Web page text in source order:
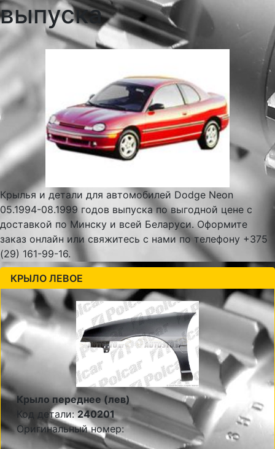
выпуска
Крылья и детали для автомобилей Dodge Neon
05.1994-08.1999 годов выпуска по выгодной цене с
доставкой по Минску и всей Беларуси. Оформите
заказ онлайн или свяжитесь с нами по телефону +375
(29) 161-99-16.
КРЫЛО ЛЕВОЕ
Крыло переднее (лев)
Код детали:240201
Оригинальный номер: